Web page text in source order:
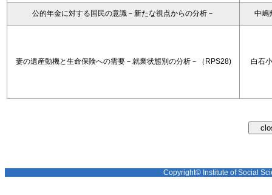
公的年金に対する国民の意識－新たな視点からの分析－ 中嶋
妻の遺産動機と生命保険への需要－就業状態別の分析－（RPS28) 白石
Copyright© Institute of Social